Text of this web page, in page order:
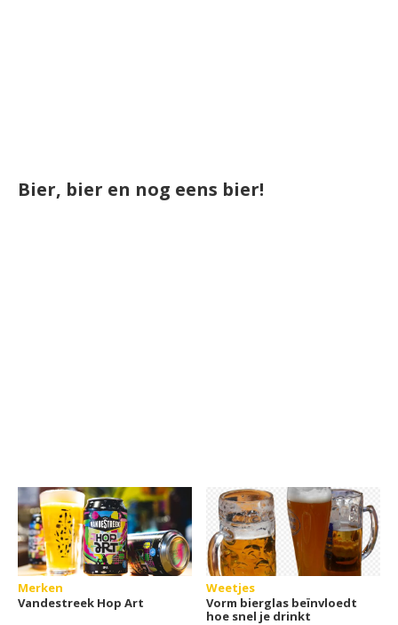
Bier, bier en nog eens bier!
Merken
Vandestreek Hop Art
Weetjes
Vorm bierglas beïnvloedt
hoe snel je drinkt